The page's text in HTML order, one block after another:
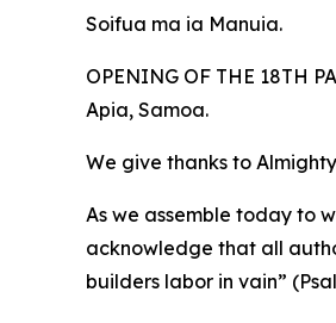
Soifua ma ia Manuia.
OPENING OF THE 18TH
Apia, Samoa.
We give thanks to
As we assemble today to
acknowledge that all
builders labor in vain”